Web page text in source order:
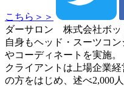
こちら＞＞
ダーサロン 株式会社ボッ
自身もヘッド・スーツコ
やコーディネートを実施。
クライアントは上場企業
の方をはじめ、述べ2,000人